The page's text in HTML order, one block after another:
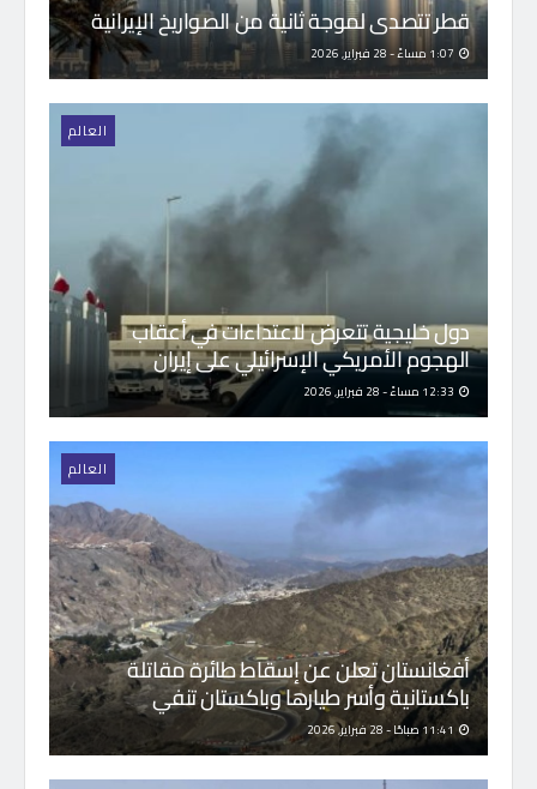
قطر تتصدى لموجة ثانية من الصواريخ الإيرانية
العالم
دول خليجية تتعرض لاعتداءات في أعقاب
الهجوم الأمريكي الإسرائيلي على إيران
العالم
أفغانستان تعلن عن إسقاط طائرة مقاتلة
باكستانية وأسر طيارها وباكستان تنفي